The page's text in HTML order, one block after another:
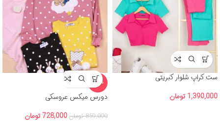
ست کراپ شلوار کبریتی
1,390,000 تومان
-15%
دورس میکس عروسکی
859,000 تومان 728,000تومان